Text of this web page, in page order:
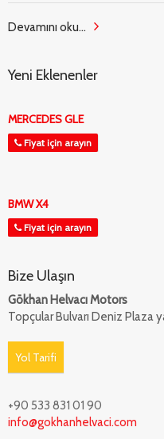
Devamını oku...
Yeni Eklenenler
MERCEDES GLE
Fiyat için arayın
BMW X4
Fiyat için arayın
Bize Ulaşın
Gökhan Helvacı Motors
Topçular Bulvarı Deniz Plaza
Yol Tarifi
+90 533 831 01 90
info@gokhanhelvaci.com